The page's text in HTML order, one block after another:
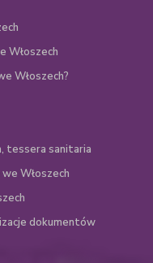
Włoszech
Włoszech?
tessera sanitaria
Włoszech
dokumentów